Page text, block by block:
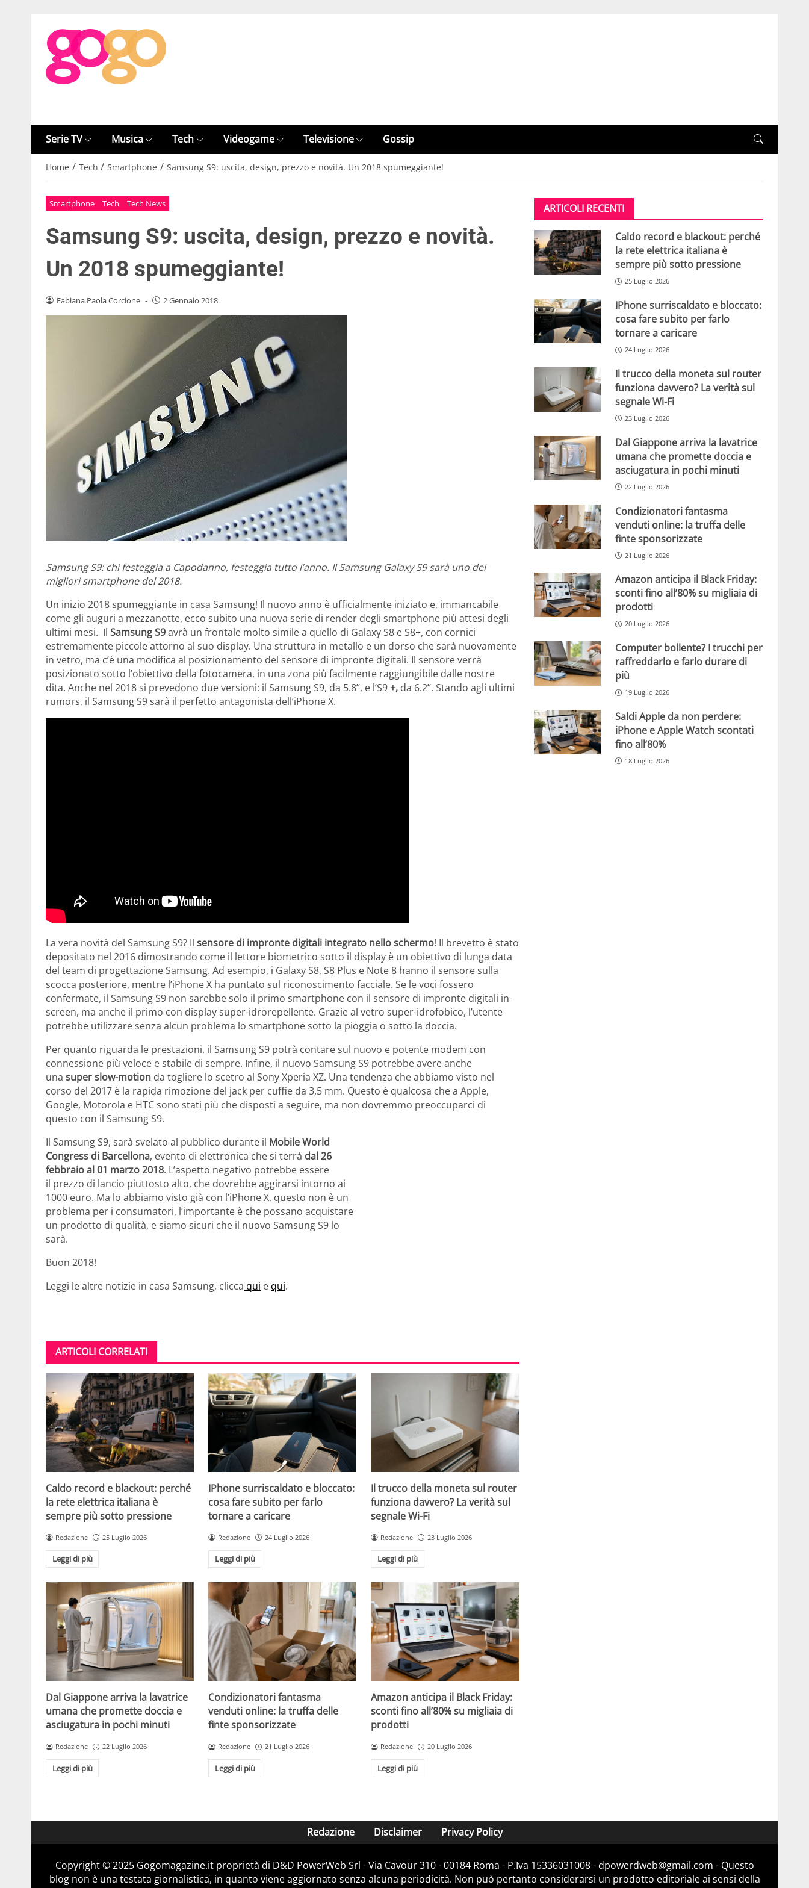
Serie TV Musica Tech Videogame Televisione Gossip
Home / Tech / Smartphone / Samsung S9: uscita, design, prezzo e novità. Un 2018 spumeggiante!
Smartphone Tech Tech News
Samsung S9: uscita, design, prezzo e novità.
Un 2018 spumeggiante!
Fabiana Paola Corcione - 2 Gennaio 2018
Samsung S9: chi festeggia a Capodanno, festeggia tutto l’anno. Il Samsung Galaxy S9 sarà uno dei
migliori smartphone del 2018.
Un inizio 2018 spumeggiante in casa Samsung! Il nuovo anno è ufficialmente iniziato e, immancabile
come gli auguri a mezzanotte, ecco subito una nuova serie di render degli smartphone più attesi degli
ultimi mesi. Il Samsung S9avrà un frontale molto simile a quello di Galaxy S8 e S8+, con cornici
estremamente piccole attorno al suo display. Una struttura in metallo e un dorso che sarà nuovamente
in vetro, ma c’è una modifica al posizionamento del sensore di impronte digitali. Il sensore verrà
posizionato sotto l’obiettivo della fotocamera, in una zona più facilmente raggiungibile dalle nostre
dita. Anche nel 2018 si prevedono due versioni: il Samsung S9, da 5.8’’, e l’S9+, da 6.2’’. Stando agli ultimi
rumors, il Samsung S9 sarà il perfetto antagonista dell’iPhone X.
La vera novità del Samsung S9? Il sensore di impronte digitali integrato nello schermo! Il brevetto è stato
depositato nel 2016 dimostrando come il lettore biometrico sotto il display è un obiettivo di lunga data
del team di progettazione Samsung. Ad esempio, i Galaxy S8, S8 Plus e Note 8 hanno il sensore sulla
scocca posteriore, mentre l’iPhone X ha puntato sul riconoscimento facciale. Se le voci fossero
confermate, il Samsung S9 non sarebbe solo il primo smartphone con il sensore di impronte digitali in-
screen, ma anche il primo con display super-idrorepellente. Grazie al vetro super-idrofobico, l’utente
potrebbe utilizzare senza alcun problema lo smartphone sotto la pioggia o sotto la doccia.
Per quanto riguarda le prestazioni, il Samsung S9 potrà contare sul nuovo e potente modem con
connessione più veloce e stabile di sempre. Infine, il nuovo Samsung S9 potrebbe avere anche
una super slow-motion da togliere lo scetro al Sony Xperia XZ. Una tendenza che abbiamo visto nel
corso del 2017 è la rapida rimozione del jack per cuffie da 3,5 mm. Questo è qualcosa che a Apple,
Google, Motorola e HTC sono stati più che disposti a seguire, ma non dovremmo preoccuparci di
questo con il Samsung S9.
Il Samsung S9, sarà svelato al pubblico durante il Mobile World
Congress di Barcellona, evento di elettronica che si terrà dal 26
febbraio al 01 marzo 2018. L’aspetto negativo potrebbe essere
il prezzo di lancio piuttosto alto, che dovrebbe aggirarsi intorno ai
1000 euro. Ma lo abbiamo visto già con l’iPhone X, questo non è un
problema per i consumatori, l’importante è che possano acquistare
un prodotto di qualità, e siamo sicuri che il nuovo Samsung S9 lo
sarà.
Buon 2018!
Leggi le altre notizie in casa Samsung, clicca qui e qui.
ARTICOLI CORRELATI
Caldo record e blackout: perché
la rete elettrica italiana è
sempre più sotto pressione
Redazione 25 Luglio 2026
Leggi di più
IPhone surriscaldato e bloccato:
cosa fare subito per farlo
tornare a caricare
Redazione 24 Luglio 2026
Leggi di più
Il trucco della moneta sul router
funziona davvero? La verità sul
segnale Wi-Fi
Redazione 23 Luglio 2026
Leggi di più
Dal Giappone arriva la lavatrice
umana che promette doccia e
asciugatura in pochi minuti
Redazione 22 Luglio 2026
Leggi di più
Condizionatori fantasma
venduti online: la truffa delle
finte sponsorizzate
Redazione 21 Luglio 2026
Leggi di più
Amazon anticipa il Black Friday:
sconti fino all’80% su migliaia di
prodotti
Redazione 20 Luglio 2026
Leggi di più
ARTICOLI RECENTI
Caldo record e blackout: perché
la rete elettrica italiana è
sempre più sotto pressione
25 Luglio 2026
IPhone surriscaldato e bloccato:
cosa fare subito per farlo
tornare a caricare
24 Luglio 2026
Il trucco della moneta sul router
funziona davvero? La verità sul
segnale Wi-Fi
23 Luglio 2026
Dal Giappone arriva la lavatrice
umana che promette doccia e
asciugatura in pochi minuti
22 Luglio 2026
Condizionatori fantasma
venduti online: la truffa delle
finte sponsorizzate
21 Luglio 2026
Amazon anticipa il Black Friday:
sconti fino all’80% su migliaia di
prodotti
20 Luglio 2026
Computer bollente? I trucchi per
raffreddarlo e farlo durare di
più
19 Luglio 2026
Saldi Apple da non perdere:
iPhone e Apple Watch scontati
fino all’80%
18 Luglio 2026
Redazione Disclaimer Privacy Policy
Copyright © 2025 Gogomagazine.it proprietà di D&D PowerWeb Srl - Via Cavour 310 - 00184 Roma - P.Iva 15336031008 - dpowerdweb@gmail.com - Questo
blog non è una testata giornalistica, in quanto viene aggiornato senza alcuna periodicità. Non può pertanto considerarsi un prodotto editoriale ai sensi della